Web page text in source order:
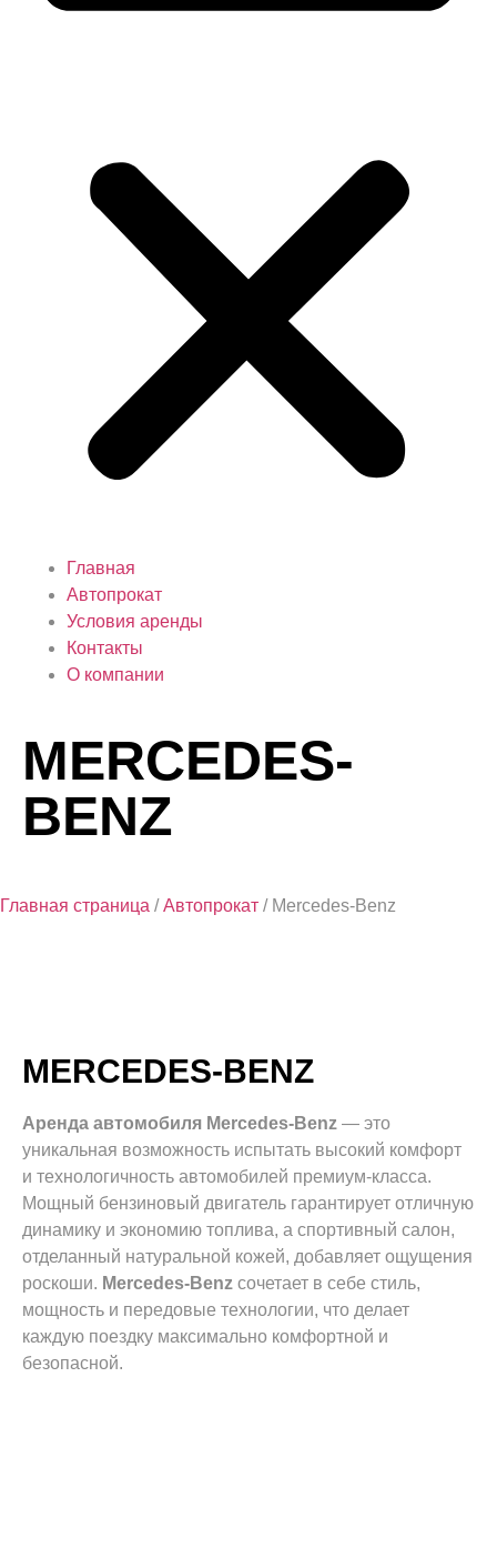
Главная
Автопрокат
Условия аренды
Контакты
О компании
MERCEDES-
BENZ
Главная страница /Автопрокат / Mercedes-Benz
MERCEDES-BENZ
Аренда автомобиля Mercedes-Benz — это
уникальная возможность испытать высокий комфорт
и технологичность автомобилей премиум-класса.
Мощный бензиновый двигатель гарантирует отличную
динамику и экономию топлива, а спортивный салон,
отделанный натуральной кожей, добавляет ощущения
роскоши. Mercedes-Benz сочетает в себе стиль,
мощность и передовые технологии, что делает
каждую поездку максимально комфортной и
безопасной.